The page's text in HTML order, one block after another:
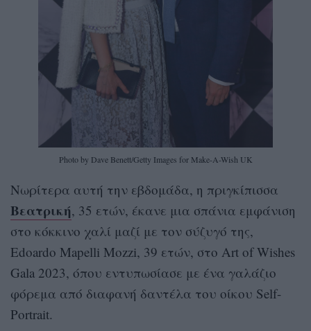
Photo by Dave Benett/Getty Images for Make-A-Wish UK
Νωρίτερα αυτή την εβδομάδα, η πριγκίπισσα
Βεατρική, 35 ετών, έκανε μια σπάνια εμφάνιση
στο κόκκινο χαλί μαζί με τον σύζυγό της,
Edoardo Mapelli Mozzi, 39 ετών, στο Art of Wishes
Gala 2023, όπου εντυπωσίασε με ένα γαλάζιο
φόρεμα από διαφανή δαντέλα του οίκου Self-
Portrait.